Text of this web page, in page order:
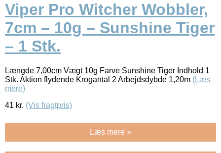
Viper Pro Witcher Wobbler,
7cm – 10g – Sunshine Tiger
– 1 Stk.
Længde 7,00cm Vægt 10g Farve Sunshine Tiger Indhold 1
Stk. Aktion flydende Krogantal 2 Arbejdsdybde 1,20m (Læs
mere)
41 kr. (Vis fragtpris)
Læs mere »